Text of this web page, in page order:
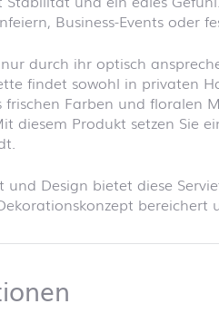
Business-Events oder
durch ihr optisch
findet sowohl in privaten
Farben und floralen
diesem Produkt setzen Sie
Design bietet diese
bereichert